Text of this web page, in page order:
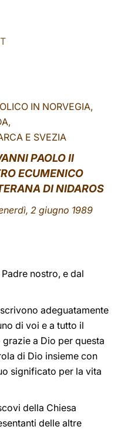
IN NORVEGIA,
E SVEZIA
PAOLO II
ECUMENICO
DI NIDAROS
2 giugno 1989
nostro, e dal
adeguatamente
di voi e a tutto il
a Dio per questa
di Dio insieme con
significato per la vita
della Chiesa
delle altre